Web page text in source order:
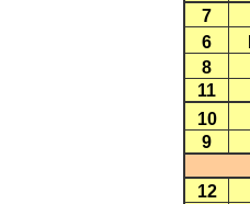
7
6
8
11
10
9
12